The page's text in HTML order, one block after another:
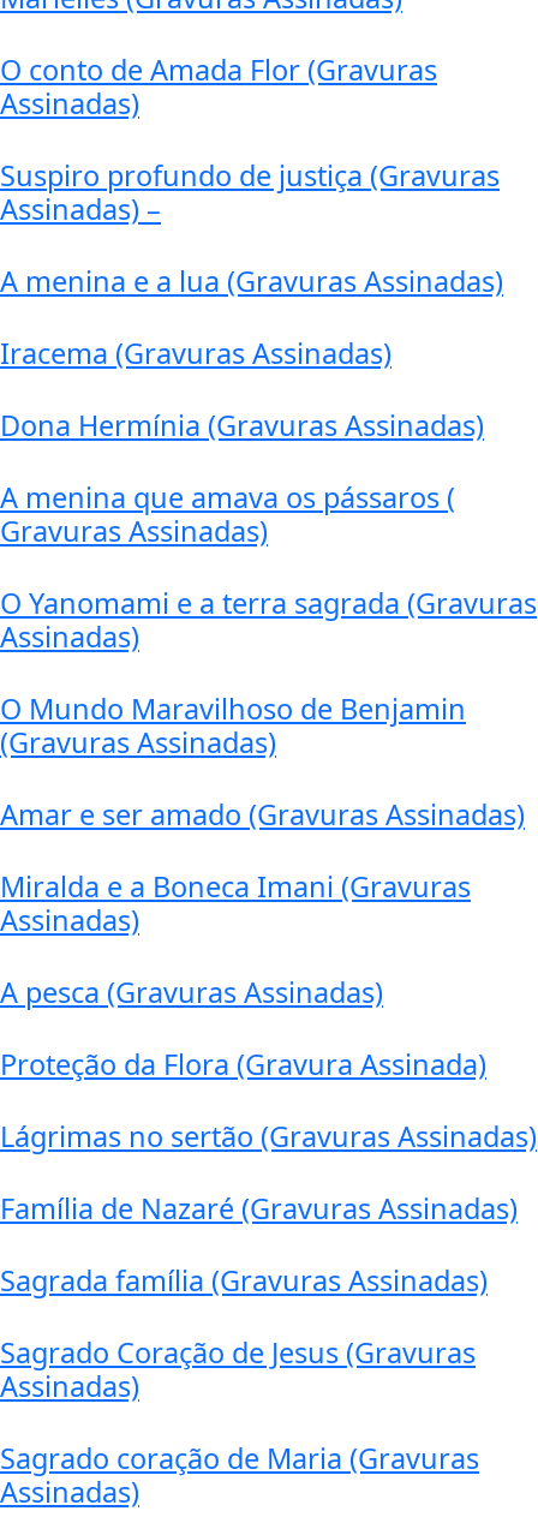
O conto de Amada Flor (Gravuras
Assinadas)
Suspiro profundo de justiça (Gravuras
Assinadas) –
A menina e a lua (Gravuras Assinadas)
Iracema (Gravuras Assinadas)
Dona Hermínia (Gravuras Assinadas)
A menina que amava os pássaros (
Gravuras Assinadas)
O Yanomami e a terra sagrada (Gravuras
Assinadas)
O Mundo Maravilhoso de Benjamin
(Gravuras Assinadas)
Amar e ser amado (Gravuras Assinadas)
Miralda e a Boneca Imani (Gravuras
Assinadas)
A pesca (Gravuras Assinadas)
Proteção da Flora (Gravura Assinada)
Lágrimas no sertão (Gravuras Assinadas)
Família de Nazaré (Gravuras Assinadas)
Sagrada família (Gravuras Assinadas)
Sagrado Coração de Jesus (Gravuras
Assinadas)
Sagrado coração de Maria (Gravuras
Assinadas)